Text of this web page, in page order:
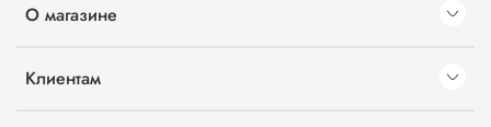
О магазине
Клиентам